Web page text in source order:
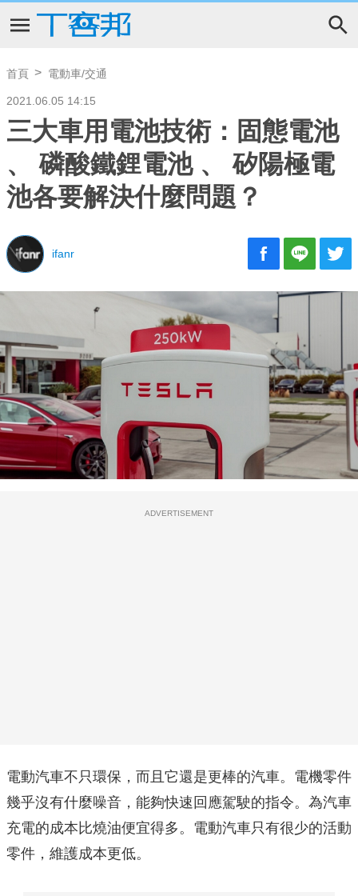
首頁 電動車/交通
2021.06.05 14:15
三大車用電池技術：固態電池
、 磷酸鐵鋰電池 、 矽陽極電
池各要解決什麼問題？
ifanr
ADVERTISEMENT
電動汽車不只環保，而且它還是更棒的汽車。電機零件
幾乎沒有什麼噪音，能夠快速回應駕駛的指令。為汽車
充電的成本比燒油便宜得多。電動汽車只有很少的活動
零件，維護成本更低。